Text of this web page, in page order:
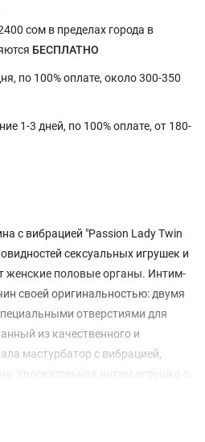
сом в пределах города в
БЕСПЛАТНО
по 100% оплате, около 300-350
1-3 дней, по 100% оплате, от 180-
с вибрацией "Passion Lady Twin
сексуальных игрушек и
женские половые органы. Интим-
своей оригинальностью: двумя
отверстиями для
из качественного и
мастурбатор с вибрацией,
Увлекательная интим-игрушка с
мужчину узенькими отверстиями и
на водной основе для этих